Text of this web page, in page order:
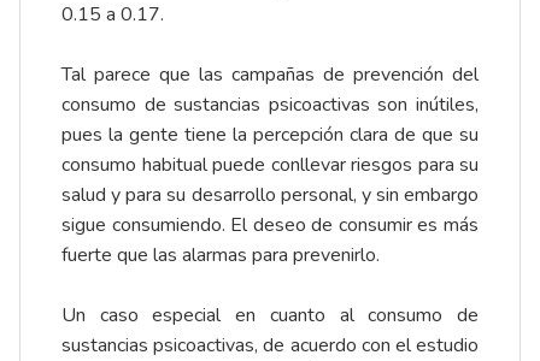
0.15 a 0.17.
Tal parece que las campañas de prevención del
consumo de sustancias psicoactivas son inútiles,
pues la gente tiene la percepción clara de que su
consumo habitual puede conllevar riesgos para su
salud y para su desarrollo personal, y sin embargo
sigue consumiendo. El deseo de consumir es más
fuerte que las alarmas para prevenirlo.
Un caso especial en cuanto al consumo de
sustancias psicoactivas, de acuerdo con el estudio